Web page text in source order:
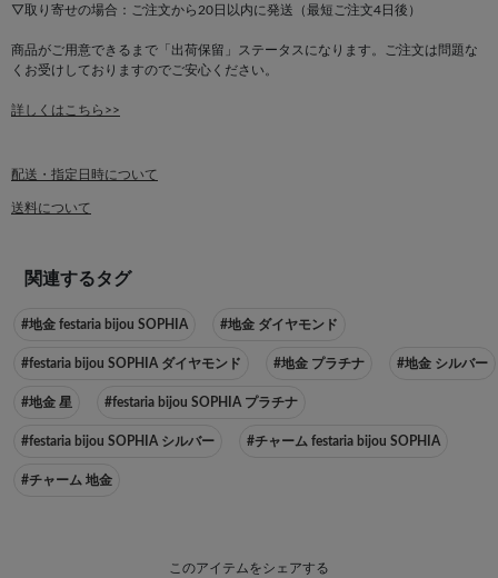
▽取り寄せの場合：ご注文から20日以内に発送（最短ご注文4日後）
商品がご用意できるまで「出荷保留」ステータスになります。ご注文は問題な
くお受けしておりますのでご安心ください。
詳しくはこちら>>
配送・指定日時について
送料について
関連するタグ
#地金 festaria bijou SOPHIA #地金 ダイヤモンド
#festaria bijou SOPHIA ダイヤモンド #地金 プラチナ #地金 シルバー
#地金 星 #festaria bijou SOPHIA プラチナ
#festaria bijou SOPHIA シルバー #チャーム festaria bijou SOPHIA
#チャーム 地金
このアイテムをシェアする